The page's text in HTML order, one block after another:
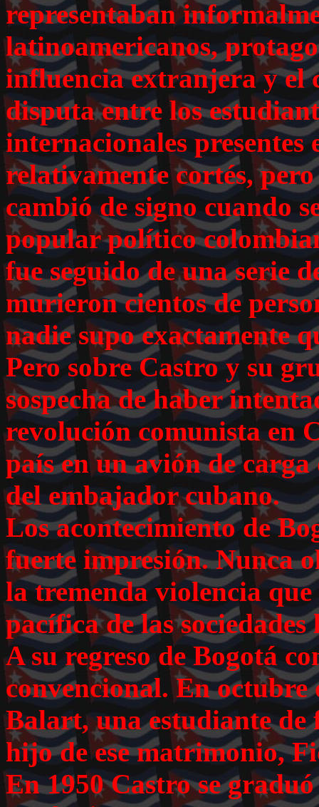
representaban
latinoamericanos,
influencia extranjera y el
disputa entre los
internacionales presentes
relativamente cortés,
cambió de signo cuando
popular político
fue seguido de una serie
murieron cientos de
nadie supo exactamente
Pero sobre Castro y su
sospecha de haber
revolución comunista en
país en un avión de
del embajador cubano.
Los acontecimiento de
fuerte impresión. Nunca
la tremenda violencia
pacífica de las
A su regreso de Bogotá
convencional. En octubre
Balart, una estudiante
hijo de ese matrimonio,
En 1950 Castro se